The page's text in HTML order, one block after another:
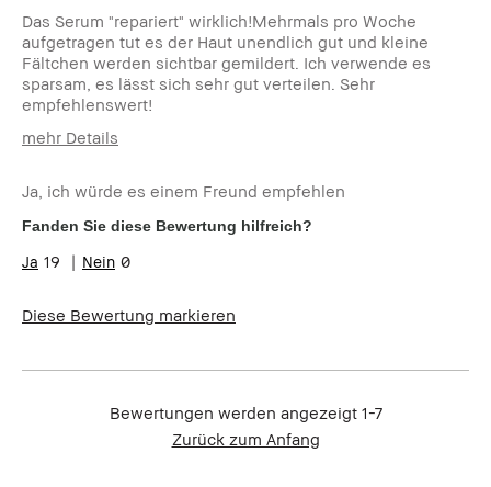
Das Serum "repariert" wirklich!Mehrmals pro Woche
aufgetragen tut es der Haut unendlich gut und kleine
Fältchen werden sichtbar gemildert. Ich verwende es
sparsam, es lässt sich sehr gut verteilen. Sehr
empfehlenswert!
mehr Details
Ja, ich würde es einem Freund empfehlen
Fanden Sie diese Bewertung hilfreich?
19 0
Diese Bewertung markieren
Bewertungen werden angezeigt 1-7
Zurück zum Anfang